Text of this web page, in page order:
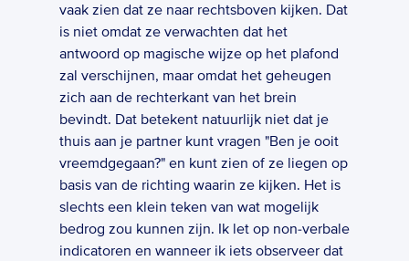
vaak zien dat ze naar rechtsboven kijken. Dat
is niet omdat ze verwachten dat het
antwoord op magische wijze op het plafond
zal verschijnen, maar omdat het geheugen
zich aan de rechterkant van het brein
bevindt. Dat betekent natuurlijk niet dat je
thuis aan je partner kunt vragen "Ben je ooit
vreemdgegaan?" en kunt zien of ze liegen op
basis van de richting waarin ze kijken. Het is
slechts een klein teken van wat mogelijk
bedrog zou kunnen zijn. Ik let op non-verbale
indicatoren en wanneer ik iets observeer dat